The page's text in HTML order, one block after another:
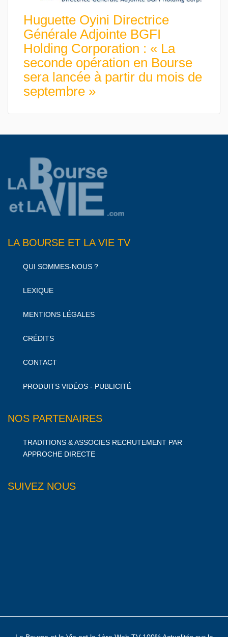
Huguette Oyini Directrice
Générale Adjointe BGFI
Holding Corporation : « La
seconde opération en Bourse
sera lancée à partir du mois de
septembre »
LA BOURSE ET LA VIE TV
QUI SOMMES-NOUS ?
LEXIQUE
MENTIONS LÉGALES
CRÉDITS
CONTACT
PRODUITS VIDÉOS - PUBLICITÉ
NOS PARTENAIRES
TRADITIONS & ASSOCIES RECRUTEMENT PAR
APPROCHE DIRECTE
SUIVEZ NOUS